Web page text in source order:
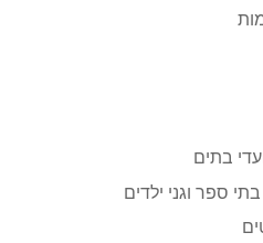
בתים
ספר וגני ילדים